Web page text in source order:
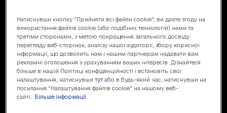
споживати в середньомуна 50% більше рідини щодня, ніж
просто воду*, сприяючи збільшенню розведення сечі.
Натиснувши кнопку "Прийняти всі файли cookie", ви даєте згоду на
використання файлів cookie (або подібних технологій) нами та
третіми сторонами, з метою покращення загального досвіду
перегляду веб-сторінок, аналізу нашої аудиторії, збору корисної
інформації, що дозволить нам і нашим партнерам надавати вам
рекламні оголошення з урахуванням ваших інтересів. Дізнайтеся
більше в нашій Політиці конфіденційності і встановіть свої
налаштування, натиснувшитутабо в будь-який час, натиснувши на
посилання "Налаштування файлів cookie" на нашому веб-
сайті. Більше інформації